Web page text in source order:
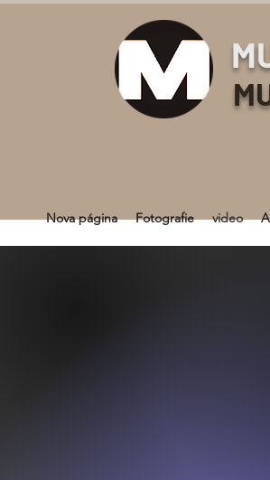
Nova página Fotografie video